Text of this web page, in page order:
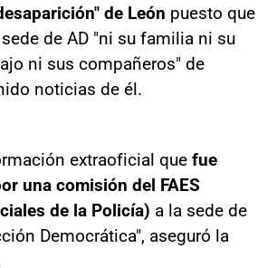
de León puesto que
de AD "ni su familia ni su
ni sus compañeros" de
noticias de él.
extraoficial que fue
una comisión del FAES
de la Policía) a la sede de
Democrática", aseguró la